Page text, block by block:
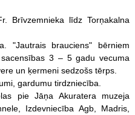
Brīvzemnieka līdz Torņakalna
"Jautrais brauciens" bērniem
3 – 5 gadu vecuma
un ķermeni sedzošs tērps.
gardumu tirdzniecība.
pie Jāņa Akuratera muzeja
Izdevniecība Agb, Madris,